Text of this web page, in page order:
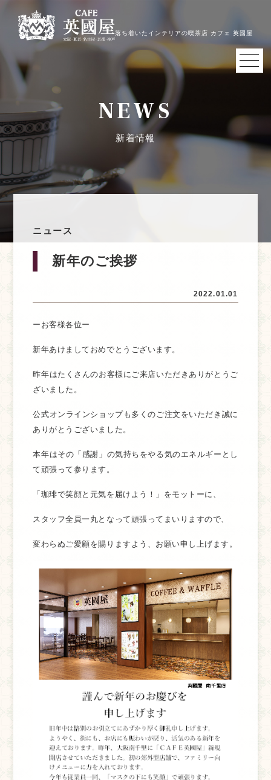
落ち着いたインテリアの喫茶店 カフェ 英國屋
NEWS
新着情報
ニュース
新年のご挨拶
2022.01.01
ーお客様各位ー
新年あけましておめでとうございます。
昨年はたくさんのお客様にご来店いただきありがとうご
ざいました。
公式オンラインショップも多くのご注文をいただき誠に
ありがとうございました。
本年はその「感謝」の気持ちをやる気のエネルギーとし
て頑張って参ります。
「珈琲で笑顔と元気を届けよう！」をモットーに、
スタッフ全員一丸となって頑張ってまいりますので、
変わらぬご愛顧を賜りますよう、お願い申し上げます。